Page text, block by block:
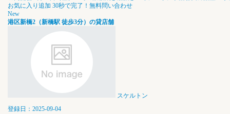
お気に入り追加 30秒で完了！無料問い合わせ
New
港区新橋2（新橋駅 徒歩3分）の貸店舗
スケルトン
登録日：2025-09-04